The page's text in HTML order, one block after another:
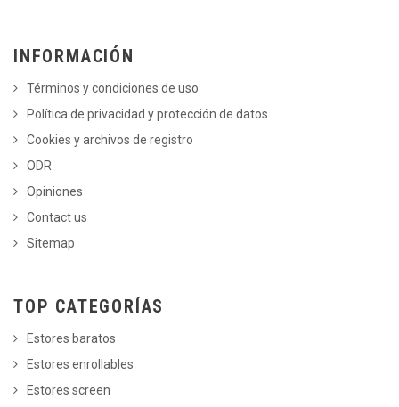
INFORMACIÓN
Términos y condiciones de uso
Política de privacidad y protección de datos
Cookies y archivos de registro
ODR
Opiniones
Contact us
Sitemap
TOP CATEGORÍAS
Estores baratos
Estores enrollables
Estores screen